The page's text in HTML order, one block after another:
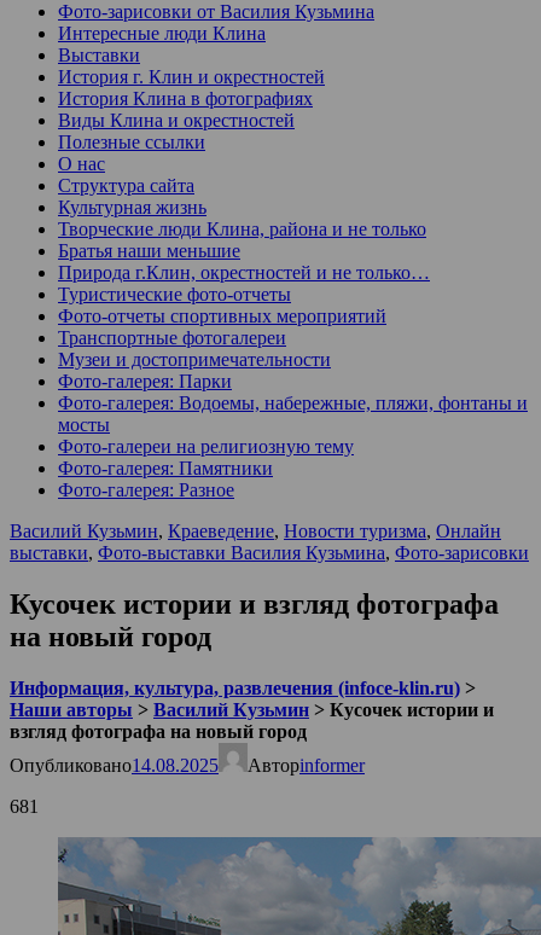
Фото-зарисовки от Василия Кузьмина
Интересные люди Клина
Выставки
История г. Клин и окрестностей
История Клина в фотографиях
Виды Клина и окрестностей
Полезные ссылки
О нас
Структура сайта
Культурная жизнь
Творческие люди Клина, района и не только
Братья наши меньшие
Природа г.Клин, окрестностей и не только…
Туристические фото-отчеты
Фото-отчеты спортивных мероприятий
Транспортные фотогалереи
Музеи и достопримечательности
Фото-галерея: Парки
Фото-галерея: Водоемы, набережные, пляжи, фонтаны и
мосты
Фото-галереи на религиозную тему
Фото-галерея: Памятники
Фото-галерея: Разное
Василий Кузьмин, Краеведение, Новости туризма, Онлайн
выставки, Фото-выставки Василия Кузьмина, Фото-зарисовки
Кусочек истории и взгляд фотографа
на новый город
Информация, культура, развлечения (infoce-klin.ru) >
Наши авторы > Василий Кузьмин > Кусочек истории и
взгляд фотографа на новый город
Опубликовано14.08.2025 Авторinformer
681